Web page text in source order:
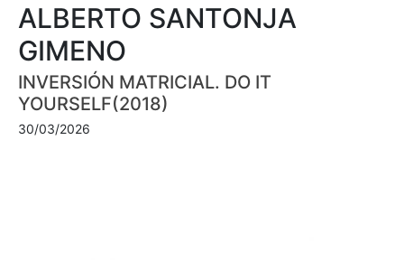
ALBERTO SANTONJA
GIMENO
INVERSIÓN MATRICIAL. DO IT
YOURSELF(2018)
30/03/2026